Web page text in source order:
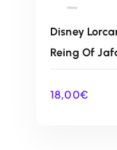
Disney
Reing Of
18,00€